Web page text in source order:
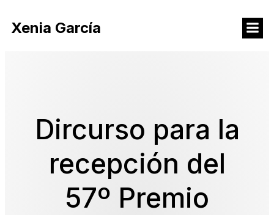
Xenia García
Dircurso para la
recepción del
57º Premio